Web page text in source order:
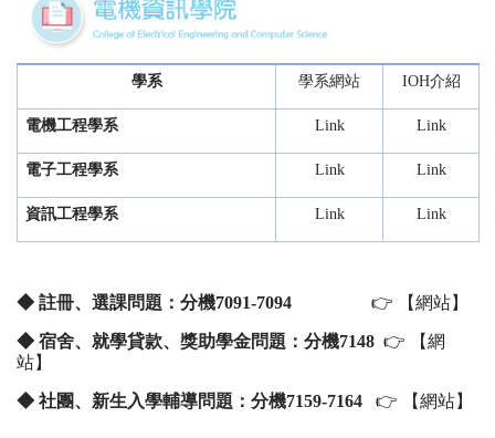
學系 學系網站 IOH介紹
電機工程學系 Link Link
電子工程學系 Link Link
資訊工程學系 Link Link
◆ 註冊、選課問題：分機7091-7094 👉
【網站】
◆ 宿舍、就學貸款、獎助學金問題：分機7148 👉
【網
站】
◆ 社團、新生入學輔導問題：分機7159-7164 👉 【網站】